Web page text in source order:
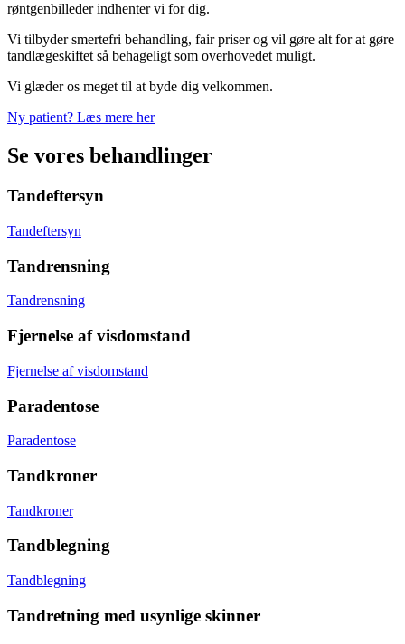
røntgenbilleder indhenter vi for dig.
Vi tilbyder smertefri behandling, fair priser og vil gøre alt for at gøre
tandlægeskiftet så behageligt som overhovedet muligt.
Vi glæder os meget til at byde dig velkommen.
Ny patient? Læs mere her
Se vores behandlinger
Tandeftersyn
Tandeftersyn
Tandrensning
Tandrensning
Fjernelse af visdomstand
Fjernelse af visdomstand
Paradentose
Paradentose
Tandkroner
Tandkroner
Tandblegning
Tandblegning
Tandretning med usynlige skinner